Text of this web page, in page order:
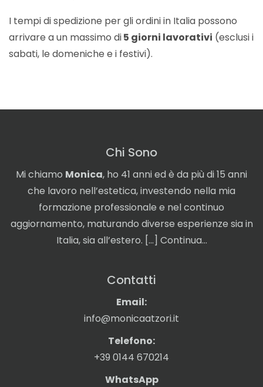
I tempi di spedizione per gli ordini in Italia possono
arrivare a un massimo di5 giorni lavorativi (esclusi i
sabati, le domeniche e i festivi).
Chi Sono
Mi chiamo Monica, ho 41 anni ed è da più di 15 anni
che lavoro nell’estetica, investendo nella mia
formazione professionale e nel continuo
aggiornamento, maturando diverse esperienze sia in
Italia, sia all’estero. […] Continua…
Contatti
Email:
info@monicaatzori.it
Telefono:
+39 0144 670214
WhatsApp